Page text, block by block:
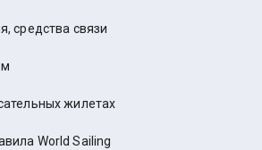
средства связи
жилетах
World Sailing